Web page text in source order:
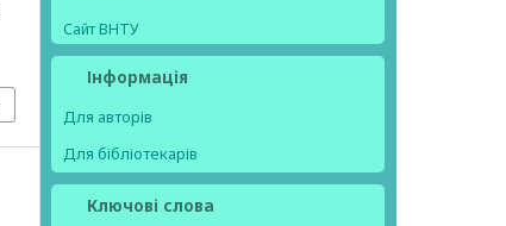
Сайт ВНТУ
Інформація
Для авторів
Для бібліотекарів
Ключові слова